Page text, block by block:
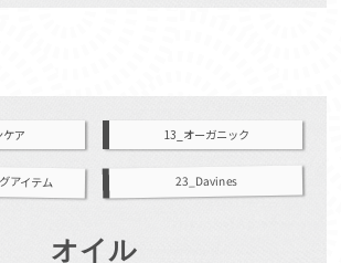
ア 13_オーガニック
アイテム 23_Davines
オイル